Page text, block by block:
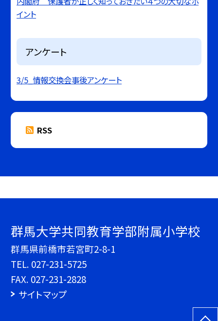
イント
アンケート
3/5_情報交換会事後アンケート
RSS
群馬大学共同教育学部附属小学校
群馬県前橋市若宮町2-8-1
TEL. 027-231-5725
FAX. 027-231-2828
サイトマップ